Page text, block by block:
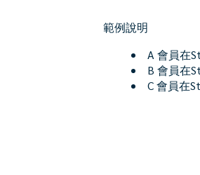
範例說明
A 會員在
B 會員在
C 會員在